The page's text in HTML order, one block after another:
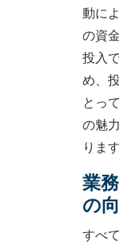
動に
の資
投入
め、
とっ
の魅
ります
業
の
すべ